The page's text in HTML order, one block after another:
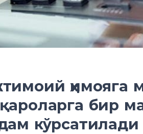
ҳимояга
бир
кўрсатилади